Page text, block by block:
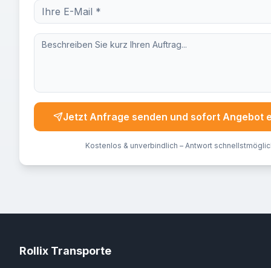
Jetzt Anfrage senden und sofort Angebot
Kostenlos & unverbindlich – Antwort
Rollix Transporte